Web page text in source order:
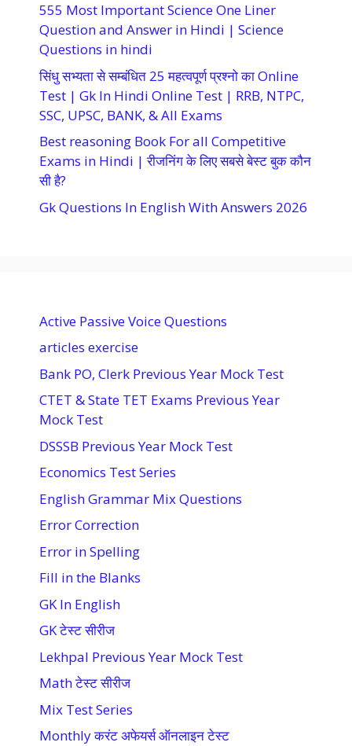
555 Most Important Science One Liner
Question and Answer in Hindi | Science
Questions in hindi
सिंधु सभ्यता से सम्बंधित 25 महत्वपूर्ण प्रश्नो का Online
Test | Gk In Hindi Online Test | RRB, NTPC,
SSC, UPSC, BANK, & All Exams
Best reasoning Book For all Competitive
Exams in Hindi | रीजनिंग के लिए सबसे बेस्ट बुक कौन
सी है?
Gk Questions In English With Answers 2026
Active Passive Voice Questions
articles exercise
Bank PO, Clerk Previous Year Mock Test
CTET & State TET Exams Previous Year
Mock Test
DSSSB Previous Year Mock Test
Economics Test Series
English Grammar Mix Questions
Error Correction
Error in Spelling
Fill in the Blanks
GK In English
GK टेस्ट सीरीज
Lekhpal Previous Year Mock Test
Math टेस्ट सीरीज
Mix Test Series
Monthly करंट अफेयर्स ऑनलाइन टेस्ट